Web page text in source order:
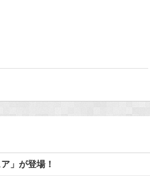
」が登場！